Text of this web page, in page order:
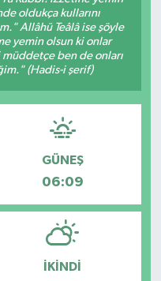
oldukça kullarını
Allâhü Teâlâ ise şöyle
yemin olsun ki onlar
ben de onları
(Hadis-i şerif)
GÜNEŞ
06:09
İKINDI